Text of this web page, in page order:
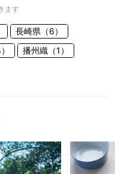
ます
長崎県（6）
播州織（1）